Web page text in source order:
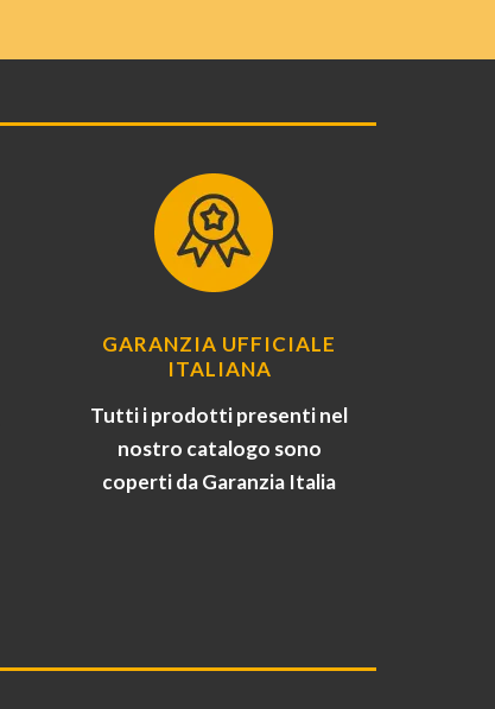
GARANZIA UFFICIALE
ITALIANA
Tutti i prodotti presenti nel
nostro catalogo sono
coperti da Garanzia Italia